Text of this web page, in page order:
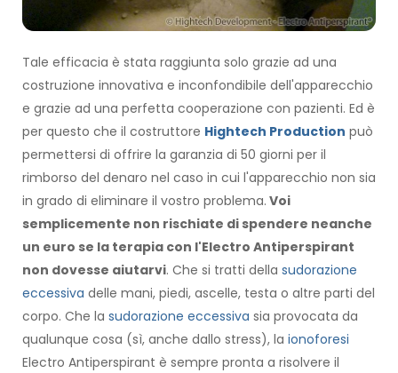
Tale efficacia è stata raggiunta solo grazie ad una
costruzione innovativa e inconfondibile dell'apparecchio
e grazie ad una perfetta cooperazione con pazienti. Ed è
per questo che il costruttore Hightech Production può
permettersi di offrire la garanzia di 50 giorni per il
rimborso del denaro nel caso in cui l'apparecchio non sia
in grado di eliminare il vostro problema. Voi
semplicemente non rischiate di spendere neanche
un euro se la terapia con l'Electro Antiperspirant
non dovesse aiutarvi. Che si tratti della sudorazione
eccessiva delle mani, piedi, ascelle, testa o altre parti del
corpo. Che la sudorazione eccessiva sia provocata da
qualunque cosa (sì, anche dallo stress), la ionoforesi
Electro Antiperspirant è sempre pronta a risolvere il